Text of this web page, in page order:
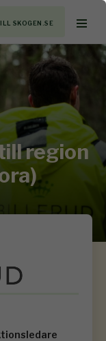
SKOGEN.SE
region